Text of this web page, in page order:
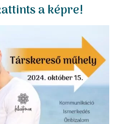
a képre!